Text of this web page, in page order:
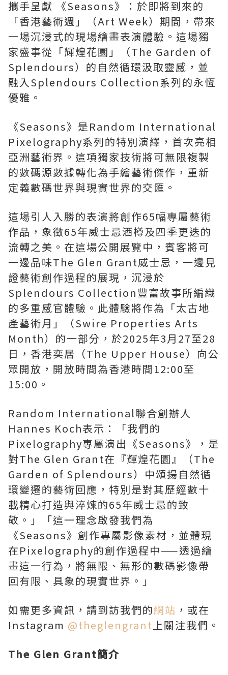
攜手呈獻 《Seasons》：於即將到來的
「香港藝術週」（Art Week）期間，帶來
一場沉浸式的現場繪畫表演體驗。這場獨
家盛事從「輝煌花園」（The Garden of
Splendours）的自然循環汲取靈感，並
融入Splendours Collection系列的永恆
優雅。
《Seasons》是Random International
Pixelography系列的特別演繹，首次亮相
亞洲藝術界。這項獨家技術將可無限複製
的數碼源數據轉化為手繪藝術傑作，重新
定義數碼世界與現實世界的交匯。
這場引人入勝的表演將創作65幅專屬藝術
作品，象徵65年威士忌酒樽及四季更迭的
流轉之美。在這場公開展覽中，賓客將可
一邊品味The Glen Grant威士忌，一邊見
證藝術創作過程的展現，沉浸於
Splendours Collection豐富故事所編織
的多重感官體驗。此體驗將作為「太古地
產藝術月」（Swire Properties Arts
Month）的一部分，於2025年3月27至28
日，香港奕居（The Upper House）向公
眾開放，開放時間為香港時間12:00至
15:00。
Random International聯合創辦人
Hannes Koch表示：「我們的
Pixelography專屬演出《Seasons》，是
對The Glen Grant在『輝煌花園』（The
Garden of Splendours）中頌揚自然循
環變遷的藝術回應，特別是對其歷經數十
載精心打造與淬煉的65年威士忌的致
敬。」「這一理念啟發我們為
《Seasons》創作專屬影像素材，並體現
在Pixelography的創作過程中——透過繪
畫這一行為，將無限、無形的數碼影像帶
回有限、具象的現實世界。」
如需更多資訊，請到訪我們的網站 ，或在
Instagram @theglengrant上關注我們。
The Glen Grant簡介